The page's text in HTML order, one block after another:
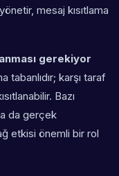
mesaj kısıtlama
gerekiyor
tabanlıdır; karşı taraf
Bazı
da gerçek
etkisi önemli bir rol